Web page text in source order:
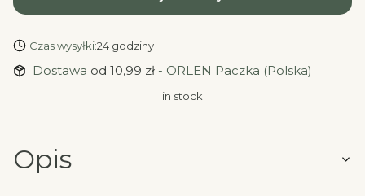
Czas wysyłki:24 godziny
Dostawa od 10,99 zł - ORLEN Paczka (Polska)
in stock
Opis